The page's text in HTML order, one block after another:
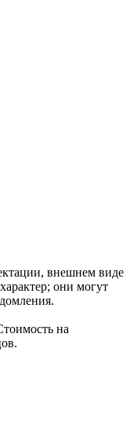
внешнем виде
они могут
на